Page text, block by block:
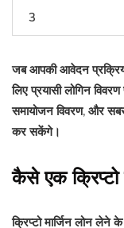
3
जब आपकी आवेदन प्रक्रिया
लिए प्रयासी लोगिन
समायोजन विवरण, और
कर सकेंगे।
कैसे एक क्रिप्टो
क्रिप्टो मार्जिन लोन लेने